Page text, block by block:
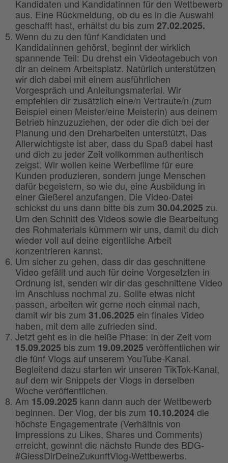
Kandidaten und Kandidatinnen für den Wettbewerb
aus. Eine Rückmeldung, ob du es in die Auswahl
geschafft hast, erhältst du bis zum 27.02.2025.
Wenn du zu den fünf Kandidaten und
Kandidatinnen gehörst, beginnt der wirklich
spannende Teil: Du drehst ein Videotagebuch von
dir an deinem Arbeitsplatz. Natürlich unterstützen
wir dich dabei mit einem ausführlichen
Vorgespräch und Anleitungsmaterial. Wir
empfehlen dir zusätzlich eine/n Vertraute/n (zum
Beispiel einen Meister/eine Meisterin) aus deinem
Betrieb hinzuzuziehen, der oder die dich bei der
Planung und den Dreharbeiten unterstützt. Das
Allerwichtigste ist aber, dass du Spaß dabei hast
und dich zu jeder Zeit vollkommen authentisch
zeigst. Wir wollen keine Werbefilme für eure
Kunden produzieren, sondern junge Menschen
dafür begeistern, so wie du, eine Ausbildung in
einer Gießerei anzufangen. Die Video-Datei
schickst du uns dann bitte bis zum 30.04.2025 zu.
Um den Schnitt des Videos sowie die Bearbeitung
des Rohmaterials kümmern wir uns, damit du dich
wieder voll auf deine eigentliche Arbeit
konzentrieren kannst.
Um sicher zu gehen, dass dir das geschnittene
Video gefällt und auch für deine Vorgesetzten in
Ordnung ist, senden wir dir das geschnittene Video
im Anschluss nochmal zu. Sollte etwas nicht
passen, arbeiten wir gerne noch einmal nach,
damit wir bis zum 31.06.2025 ein finales Video
haben, mit dem alle zufrieden sind.
Jetzt geht es in die heiße Phase: In der Zeit vom
15.09.2025 bis zum 19.09.2025 veröffentlichen wir
die fünf Vlogs auf unserem YouTube-Kanal.
Begleitend dazu starten wir unseren TikTok-Kanal,
auf dem wir Snippets der Vlogs in derselben
Woche veröffentlichen.
Am 15.09.2025 kann dann auch der Wettbewerb
beginnen. Der Vlog, der bis zum 10.10.2024die
höchste Engagementrate (Verhältnis von
Impressions zu Likes, Shares und Comments)
erreicht, gewinnt die nächste Runde des BDG-
#GiessDirDeineZukunftVlog-Wettbewerbs.